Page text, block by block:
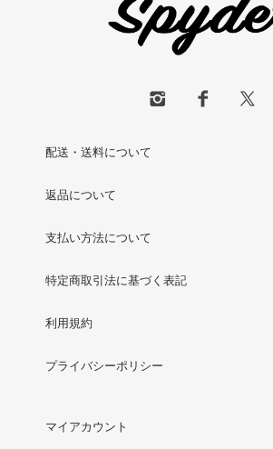
配送・送料について
返品について
支払い方法について
特定商取引法に基づく表記
利用規約
プライバシーポリシー
マイアカウント